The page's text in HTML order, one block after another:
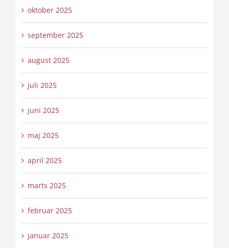
oktober 2025
september 2025
august 2025
juli 2025
juni 2025
maj 2025
april 2025
marts 2025
februar 2025
januar 2025